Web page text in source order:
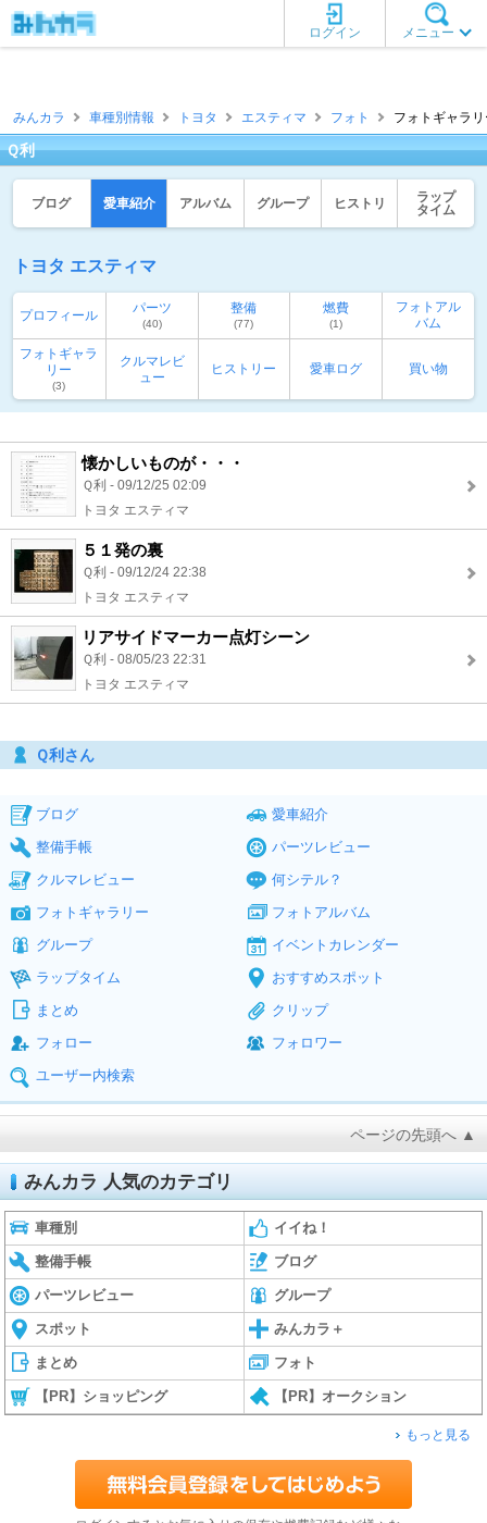
メニュー
ログイン
みんカラ 車種別情報 トヨタ エスティマ フォト フォトギャラ
Ｑ利
ブログ 愛車紹介 アルバム グループ ヒストリ
ラップ
タイム
トヨタ エスティマ
プロフィール パーツ
(40)
整備
(77)
燃費
(1)
フォトアル
バム
フォトギャラ
リー
(3)
クルマレビ
ュー
ヒストリー 愛車ログ 買い物
懐かしいものが・・・
Ｑ利 - 09/12/25 02:09
トヨタ エスティマ
５１発の裏
Ｑ利 - 09/12/24 22:38
トヨタ エスティマ
リアサイドマーカー点灯シーン
Ｑ利 - 08/05/23 22:31
トヨタ エスティマ
Ｑ利さん
ブログ
愛車紹介
整備手帳
パーツレビュー
クルマレビュー
何シテル？
フォトギャラリー
フォトアルバム
グループ
イベントカレンダー
ラップタイム
おすすめスポット
まとめ
クリップ
フォロー
フォロワー
ユーザー内検索
ページの先頭へ ▲
みんカラ 人気のカテゴリ
車種別 イイね！
整備手帳 ブログ
パーツレビュー グループ
スポット みんカラ＋
まとめ フォト
【PR】ショッピング 【PR】オークション
もっと見る